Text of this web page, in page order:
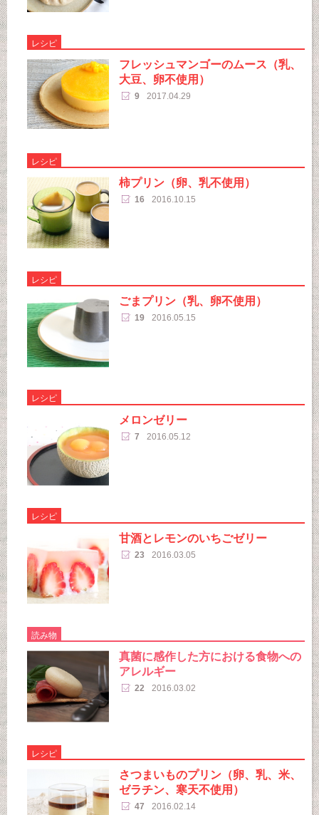
レシピ
フレッシュマンゴーのムース（乳、
大豆、卵不使用）
9 2017.04.29
レシピ
柿プリン（卵、乳不使用）
16 2016.10.15
レシピ
ごまプリン（乳、卵不使用）
19 2016.05.15
レシピ
メロンゼリー
7 2016.05.12
レシピ
甘酒とレモンのいちごゼリー
23 2016.03.05
読み物
真菌に感作した方における食物への
アレルギー
22 2016.03.02
レシピ
さつまいものプリン（卵、乳、米、
ゼラチン、寒天不使用）
47 2016.02.14